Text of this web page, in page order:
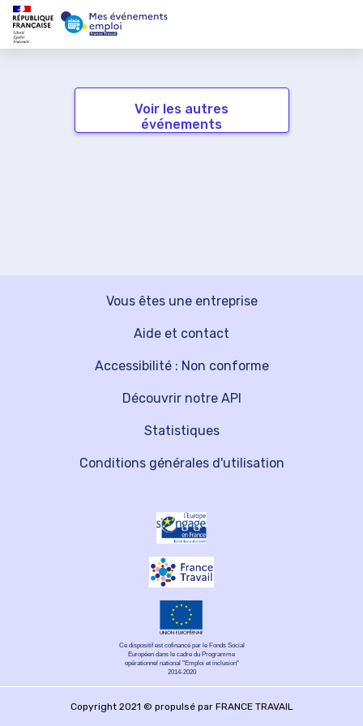
Voir les autres
événements
Vous êtes une entreprise
Découvrir notre API
Aide et contact
Statistiques
Accessibilité : Non conforme
Conditions générales d'utilisation
Ce dispositif est cofinancé par le Fonds Social
Européen dans le cadre du Programme
opérationnel national "Emploi et inclusion"
2014-2020
Copyright 2021 © propulsé par FRANCE TRAVAIL